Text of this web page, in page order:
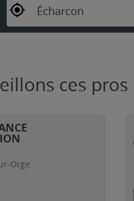
Écharcon
ces pros
Orge